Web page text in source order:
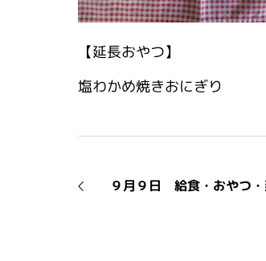
【延長おやつ】
塩わかめ焼きおにぎり
９月９日 給食・おやつ